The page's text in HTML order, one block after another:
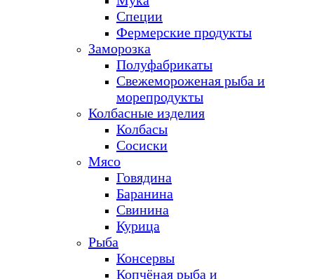
Специи
Фермерские продукты
Заморозка
Полуфабрикаты
Свежемороженая рыба и
морепродукты
Колбасные изделия
Колбасы
Сосиски
Мясо
Говядина
Баранина
Свинина
Курица
Рыба
Консервы
Копчёная рыба и